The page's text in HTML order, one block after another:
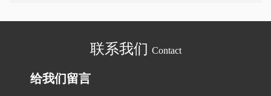
联系我们 Contact
给我们留言